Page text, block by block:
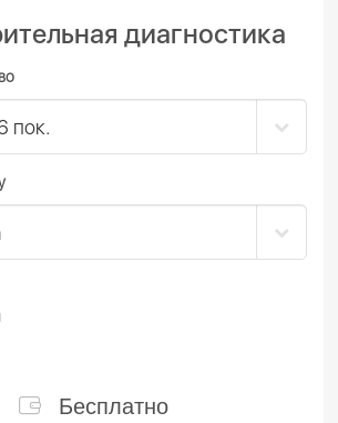
диагностика
Бесплатно